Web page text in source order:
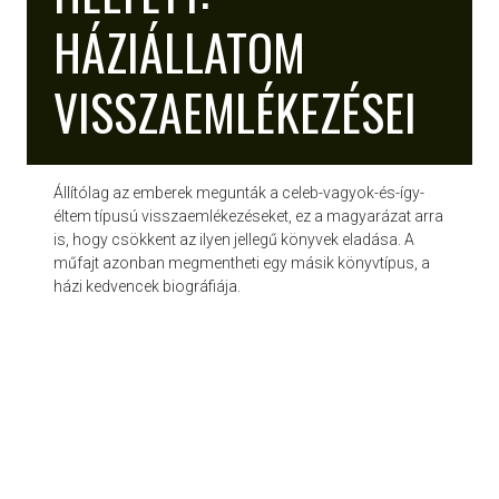
HÁZIÁLLATOM
VISSZAEMLÉKEZÉSEI
Állítólag az emberek megunták a celeb-vagyok-és-így-
éltem típusú visszaemlékezéseket, ez a magyarázat arra
is, hogy csökkent az ilyen jellegű könyvek eladása. A
műfajt azonban megmentheti egy másik könyvtípus, a
házi kedvencek biográfiája.